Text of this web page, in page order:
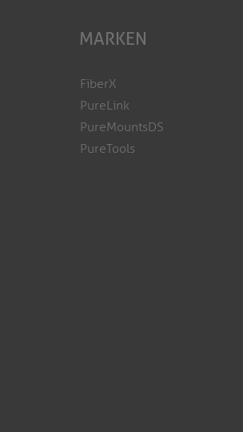
MARKEN
FiberX
PureLink
PureMountsDS
PureTools